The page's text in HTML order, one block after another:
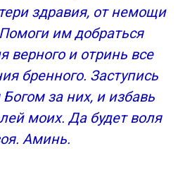
здравия, от немощи
им добраться
верного и отринь все
бренного. Заступись
за них, и избавь
моих. Да будет воля
Аминь.